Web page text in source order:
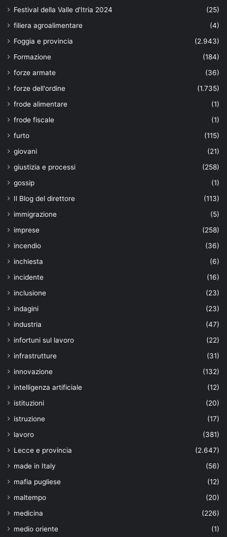
Festival della Valle d'Itria 2024
(25)
filiera agroalimentare
(4)
Foggia e provincia
(2.943)
Formazione
(184)
forze armate
(36)
forze dell'ordine
(1.735)
frode alimentare
(1)
frode fiscale
(1)
furto
(115)
giovani
(21)
giustizia e processi
(258)
gossip
(1)
Il Blog del direttore
(113)
immigrazione
(5)
imprese
(258)
incendio
(36)
inchiesta
(6)
incidente
(16)
inclusione
(23)
indagini
(23)
industria
(47)
infortuni sul lavoro
(22)
infrastrutture
(31)
innovazione
(132)
intelligenza artificiale
(12)
istituzioni
(20)
istruzione
(17)
lavoro
(381)
Lecce e provincia
(2.647)
made in Italy
(56)
mafia pugliese
(12)
maltempo
(20)
medicina
(226)
medio oriente
(1)